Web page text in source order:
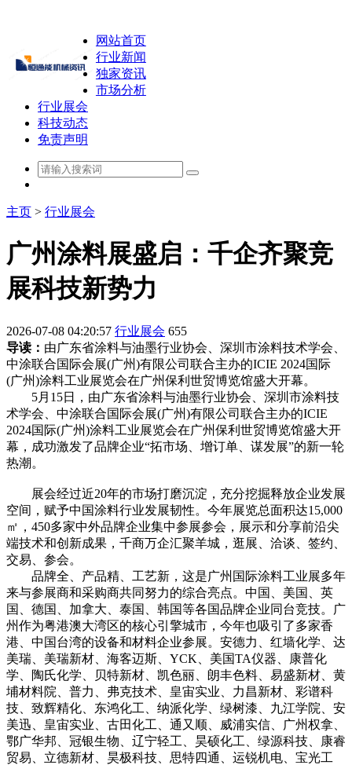
网站首页
行业新闻
独家资讯
市场分析
行业展会
科技动态
免责声明
主页 > 行业展会
广州涂料展盛启：千企齐聚竞
展科技新势力
2026-07-08 04:20:57 行业展会 655
导读： 由广东省涂料与油墨行业协会、深圳市涂料技术学会、
中涂联合国际会展(广州)有限公司联合主办的ICIE 2024国际
(广州)涂料工业展览会在广州保利世贸博览馆盛大开幕。
5月15日，由广东省涂料与油墨行业协会、深圳市涂料技
术学会、中涂联合国际会展(广州)有限公司联合主办的ICIE
2024国际(广州)涂料工业展览会在广州保利世贸博览馆盛大开
幕，成功激发了品牌企业“拓市场、增订单、谋发展”的新一轮
热潮。
展会经过近20年的市场打磨沉淀，充分挖掘释放企业发展
空间，赋予中国涂料行业发展韧性。今年展览总面积达15,000
㎡，450多家中外品牌企业集中参展参会，展示和分享前沿尖
端技术和创新成果，千商万企汇聚羊城，逛展、洽谈、签约、
交易、参会。
品牌全、产品精、工艺新，这是广州国际涂料工业展多年
来与参展商和采购商共同努力的综合亮点。中国、美国、英
国、德国、加拿大、泰国、韩国等各国品牌企业同台竞技。广
州作为粤港澳大湾区的核心引擎城市，今年也吸引了多家香
港、中国台湾的设备和材料企业参展。安德力、红墙化学、达
美瑞、美瑞新材、海客迈斯、YCK、美国TA仪器、康普化
学、陶氏化学、贝特新材、凯色丽、朗丰色料、易盛新材、黄
埔材料院、普力、弗克技术、皇宙实业、力昌新材、彩谱科
技、致辉精化、东鸿化工、纳派化学、绿树漆、九江学院、安
美迅、皇宙实业、古田化工、通又顺、威浦实信、广州权拿、
鄂广华邦、冠银生物、辽宁轻工、昊硕化工、绿源科技、康睿
贸易、立德新材、昊极科技、思特四通、运锐机电、宝光工